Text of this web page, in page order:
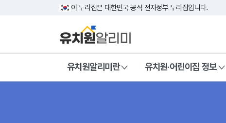
이 누리집은 대한민국 공식 전자정부 누리집입니다.
유치원알리미란 유치원·어린이집 정보